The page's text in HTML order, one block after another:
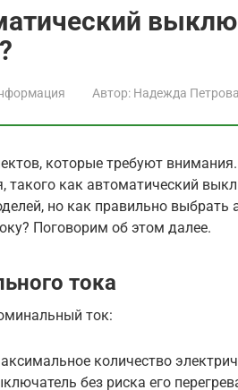
Автор: Надежда Петрова
которые требуют
такого как автоматический
но как правильно выбрать
Поговорим об этом далее.
тока
ток:
количество
без риска его